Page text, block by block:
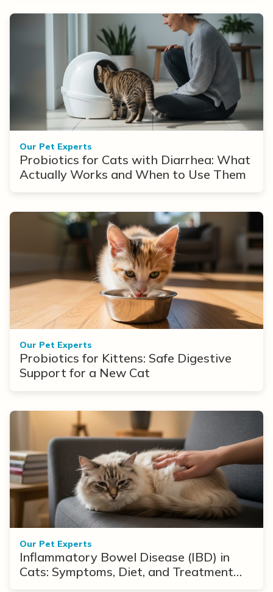
Our Pet Experts
Probiotics for Cats with Diarrhea: What
Actually Works and When to Use Them
Our Pet Experts
Probiotics for Kittens: Safe Digestive
Support for a New Cat
Our Pet Experts
Inflammatory Bowel Disease (IBD) in
Cats: Symptoms, Diet, and Treatment